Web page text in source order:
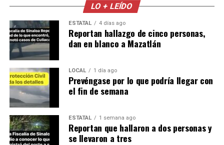
LO + LEÍDO
ESTATAL 4 días ago
Reportan hallazgo de cinco personas,
dan en blanco a Mazatlán
LOCAL 1 día ago
Prevéngase por lo que podría llegar con
el fin de semana
ESTATAL 1 semana ago
Reportan que hallaron a dos personas y
se llevaron a tres